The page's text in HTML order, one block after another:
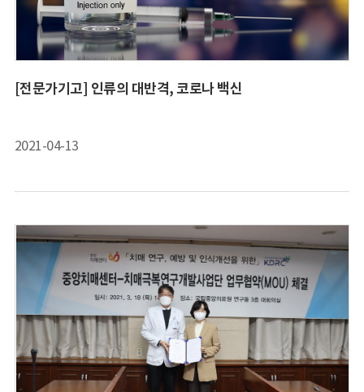
[전문가기고] 인류의 대반격, 코로나 백신
2021-04-13